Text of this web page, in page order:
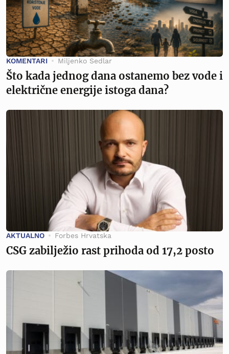
KOMENTARI Miljenko Sedlar
Što kada jednog dana ostanemo bez vode i
električne energije istoga dana?
AKTUALNO Forbes Hrvatska
CSG zabilježio rast prihoda od 17,2 posto